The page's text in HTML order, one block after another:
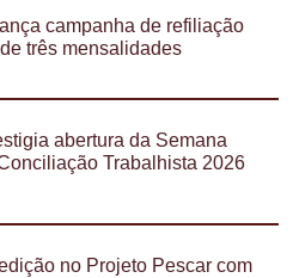
campanha de refiliação
três mensalidades
abertura da Semana
Trabalhista 2026
no Projeto Pescar com